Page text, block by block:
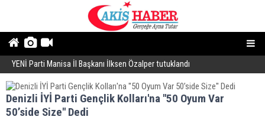
YENİ Parti Manisa İl Başkanı İlksen Özalper tutuklandı
Denizli İYİ Parti Gençlik Kolları'na ''50 Oyum Var
50’side Size'' Dedi